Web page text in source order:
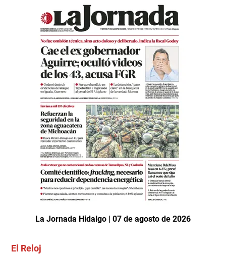
La Jornada Hidalgo | 07 de agosto de 2026
El Reloj